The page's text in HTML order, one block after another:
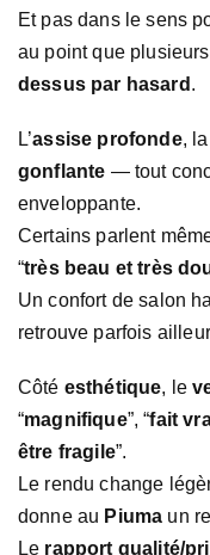
Et pas dans le sens
au point que
dessus par hasard .
L’assise profonde, la
gonflante — tout
enveloppante.
Certains parlent
“très beau et très
Un confort de salon
retrouve parfois
Côté esthétique, le
“magnifique”, “fait
être fragile”.
Le rendu change
donne au Piuma un
Le rapport qualité/